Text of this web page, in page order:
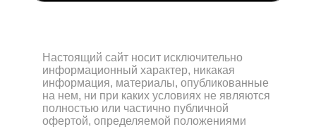
Настоящий сайт носит исключительно
информационный характер, никакая
информация, материалы, опубликованные
на нем, ни при каких условиях не являются
полностью или частично публичной
офертой, определяемой положениями